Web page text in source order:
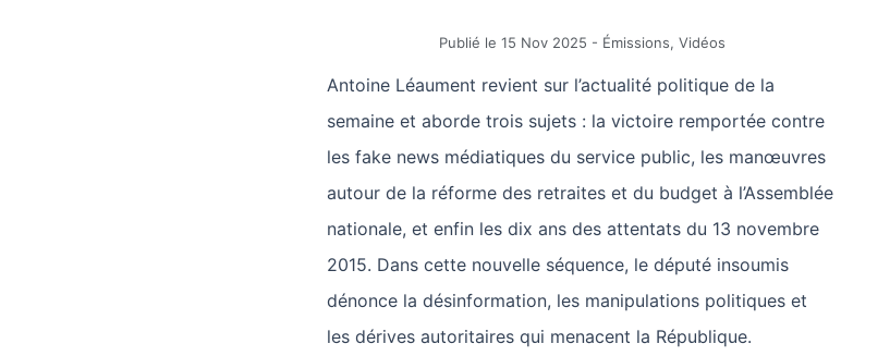
Publié le 15 Nov 2025 - Émissions,Vidéos
Antoine Léaument revient sur l’actualité politique de la
semaine et aborde trois sujets : la victoire remportée contre
les fake news médiatiques du service public, les manœuvres
autour de la réforme des retraites et du budget à l’Assemblée
nationale, et enfin les dix ans des attentats du 13 novembre
2015. Dans cette nouvelle séquence, le député insoumis
dénonce la désinformation, les manipulations politiques et
les dérives autoritaires qui menacent la République.